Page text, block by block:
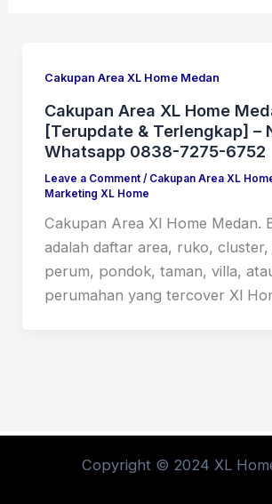
Cakupan Area XL Home Medan
Cakupan Area XL Home
[Terupdate & Terlengkap] –
Whatsapp 0838-7275-6752
Leave a Comment / Cakupan Area XL
Marketing XL Home
Cakupan Area Xl Home Medan.
adalah daftar area, ruko,
perum, pondok, taman, villa,
perumahan yang tercover Xl
Copyright © 2024 XL